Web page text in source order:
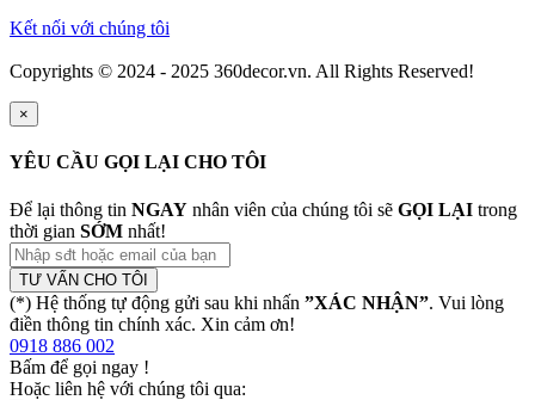
Kết nối với chúng tôi
Copyrights © 2024 - 2025 360decor.vn. All Rights Reserved!
×
YÊU CẦU GỌI LẠI CHO TÔI
Để lại thông tin NGAY nhân viên của chúng tôi sẽ GỌI LẠI trong
thời gian SỚM nhất!
TƯ VẤN CHO TÔI
(*) Hệ thống tự động gửi sau khi nhấn ”XÁC NHẬN”. Vui lòng
điền thông tin chính xác. Xin cảm ơn!
0918 886 002
Bấm để gọi ngay !
Hoặc liên hệ với chúng tôi qua: